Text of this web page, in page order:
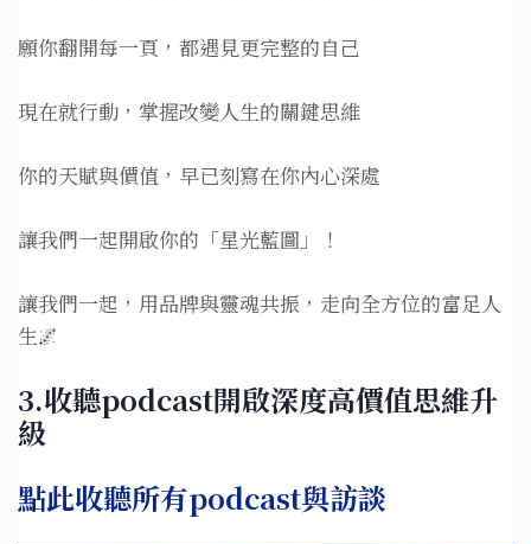
願你翻開每一頁，都遇見更完整的自己
現在就行動，掌握改變人生的關鍵思維
你的天賦與價值，早已刻寫在你內心深處
讓我們一起開啟你的「星光藍圖」！
讓我們一起，用品牌與靈魂共振，走向全方位的富足人
生🌌
3.收聽podcast開啟深度高價值思維升
級
點此收聽所有podcast與訪談